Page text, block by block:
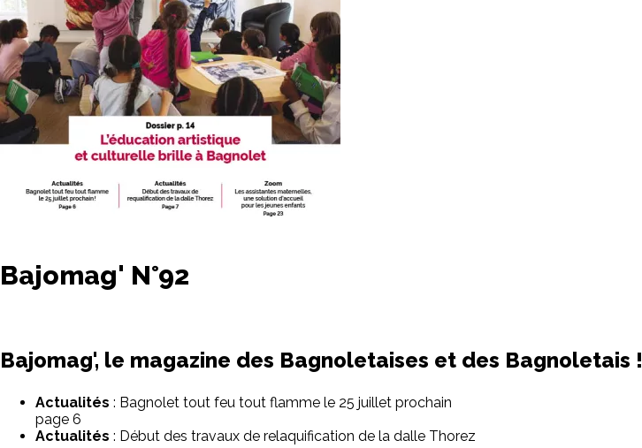
Bajomag' N°92
Bajomag', le magazine des Bagnoletaises et des Bagnoletais !
Actualités : Bagnolet tout feu tout flamme le 25 juillet prochain
page 6
Actualités : Début des travaux de relaquification de la dalle Thorez